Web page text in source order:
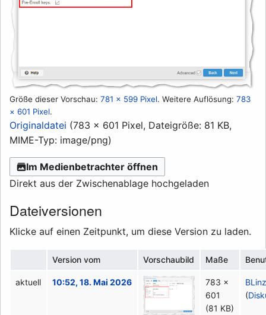
Größe dieser Vorschau: 781 × 599 Pixel. Weitere Auflösung: 783
× 601 Pixel.
Originaldatei (783 × 601 Pixel, Dateigröße: 81 KB,
MIME-Typ: image/png)
Im Medienbetrachter öffnen
Direkt aus der Zwischenablage hochgeladen
Dateiversionen
Klicke auf einen Zeitpunkt, um diese Version zu laden.
Version vom Vorschaubild Maße
aktuell 10:52, 18. Mai 2026
783 ×
601
(81 KB)
(